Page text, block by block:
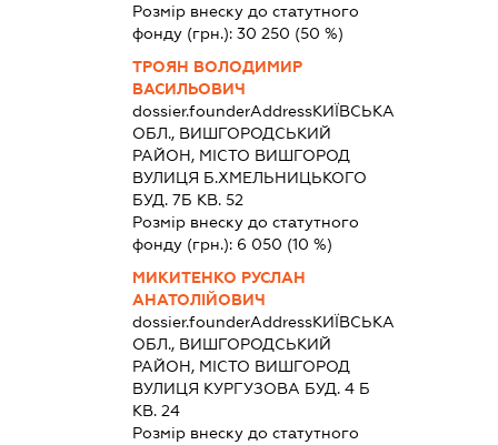
Розмір внеску до статутного
фонду (грн.): 30 250 (50 %)
ТРОЯН ВОЛОДИМИР
ВАСИЛЬОВИЧ
dossier.founderAddressКИЇВСЬКА
ОБЛ., ВИШГОРОДСЬКИЙ
РАЙОН, МІСТО ВИШГОРОД
ВУЛИЦЯ Б.ХМЕЛЬНИЦЬКОГО
БУД. 7Б КВ. 52
Розмір внеску до статутного
фонду (грн.): 6 050 (10 %)
МИКИТЕНКО РУСЛАН
АНАТОЛІЙОВИЧ
dossier.founderAddressКИЇВСЬКА
ОБЛ., ВИШГОРОДСЬКИЙ
РАЙОН, МІСТО ВИШГОРОД
ВУЛИЦЯ КУРГУЗОВА БУД. 4 Б
КВ. 24
Розмір внеску до статутного